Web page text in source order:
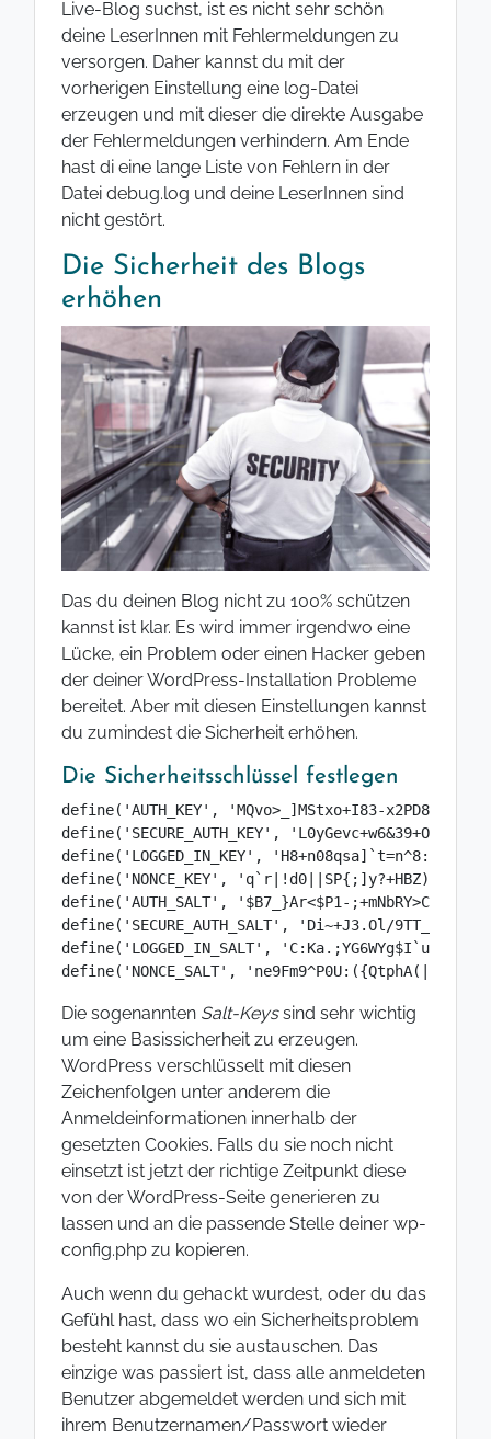
Live-Blog suchst, ist es nicht sehr schön
deine LeserInnen mit Fehlermeldungen zu
versorgen. Daher kannst du mit der
vorherigen Einstellung eine log-Datei
erzeugen und mit dieser die direkte Ausgabe
der Fehlermeldungen verhindern. Am Ende
hast di eine lange Liste von Fehlern in der
Datei debug.log und deine LeserInnen sind
nicht gestört.
Die Sicherheit des Blogs
erhöhen
Das du deinen Blog nicht zu 100% schützen
kannst ist klar. Es wird immer irgendwo eine
Lücke, ein Problem oder einen Hacker geben
der deiner WordPress-Installation Probleme
bereitet. Aber mit diesen Einstellungen kannst
du zumindest die Sicherheit erhöhen.
Die Sicherheitsschlüssel festlegen
define('AUTH_KEY', 'MQvo>_]MStxo+I83-
define('SECURE_AUTH_KEY',
define('LOGGED_IN_KEY', 'H8+n08qsa]`t=n^8:R]-
define('NONCE_KEY',
define('AUTH_SALT', '$B7_}Ar<$P1-;+mNbRY>Cb>E|-
define('SECURE_AUTH_SALT', 'Di~+J3.Ol/
define('LOGGED_IN_SALT',
define('NONCE_SALT',
Die sogenannten Salt-Keyssind sehr wichtig
um eine Basissicherheit zu erzeugen.
WordPress verschlüsselt mit diesen
Zeichenfolgen unter anderem die
Anmeldeinformationen innerhalb der
gesetzten Cookies. Falls du sie noch nicht
einsetzt ist jetzt der richtige Zeitpunkt diese
von der WordPress-Seite generieren zu
lassen und an die passende Stelle deiner wp-
config.php zu kopieren.
Auch wenn du gehackt wurdest, oder du das
Gefühl hast, dass wo ein Sicherheitsproblem
besteht kannst du sie austauschen. Das
einzige was passiert ist, dass alle anmeldeten
Benutzer abgemeldet werden und sich mit
ihrem Benutzernamen/Passwort wieder